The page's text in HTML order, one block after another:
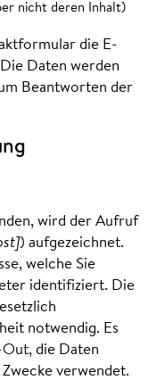
nicht deren Inhalt)
die E-
Daten werden
Beantworten der
wird der Aufruf
) aufgezeichnet.
welche Sie
identifiziert. Die
notwendig. Es
die Daten
verwendet.